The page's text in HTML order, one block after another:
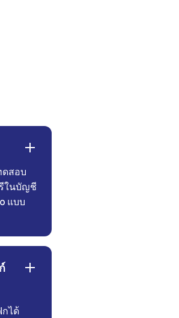
ดสอบ
ในบัญชี
แบบ
ได้